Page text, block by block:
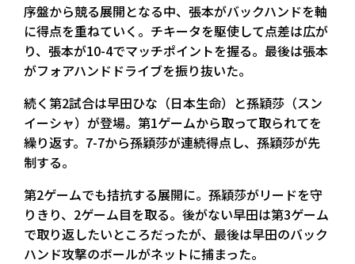
序盤から競る展開となる中、張本がバックハンドを軸
に得点を重ねていく。チキータを駆使して点差は広が
り、張本が10-4でマッチポイントを握る。最後は張本
がフォアハンドドライブを振り抜いた。
続く第2試合は早田ひな（日本生命）と孫穎莎（スン
イーシャ）が登場。第1ゲームから取って取られてを
繰り返す。7-7から孫穎莎が連続得点し、孫穎莎が先
制する。
第2ゲームでも拮抗する展開に。孫穎莎がリードを守
りきり、2ゲーム目を取る。後がない早田は第3ゲーム
で取り返したいところだったが、最後は早田のバック
ハンド攻撃のボールがネットに捕まった。